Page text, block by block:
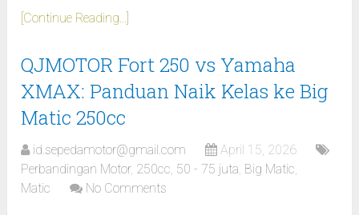
[Continue Reading...]
QJMOTOR Fort 250 vs Yamaha
XMAX: Panduan Naik Kelas ke Big
Matic 250cc
id.sepedamotor@gmail.com
April 15, 2026
Perbandingan Motor, 250cc, 50 - 75 juta, Big Matic,
Matic
No Comments